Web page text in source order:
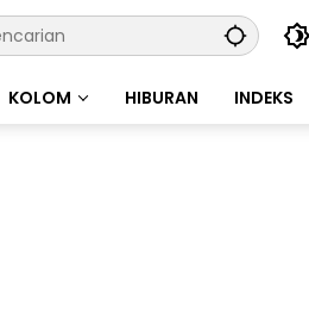
KOLOM HIBURAN INDEKS